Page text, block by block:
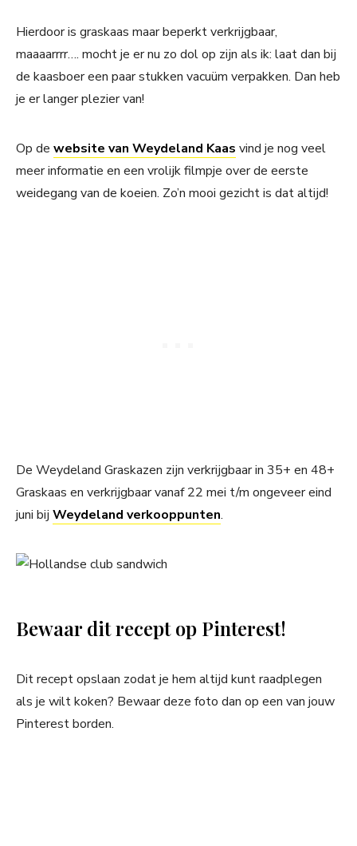
Hierdoor is graskaas maar beperkt verkrijgbaar,
maaaarrrr…. mocht je er nu zo dol op zijn als ik: laat dan bij
de kaasboer een paar stukken vacuüm verpakken. Dan heb
je er langer plezier van!
Op de website van Weydeland Kaas vind je nog veel
meer informatie en een vrolijk filmpje over de eerste
weidegang van de koeien. Zo’n mooi gezicht is dat altijd!
De Weydeland Graskazen zijn verkrijgbaar in 35+ en 48+
Graskaas en verkrijgbaar vanaf 22 mei t/m ongeveer eind
juni bij Weydeland verkooppunten.
Bewaar dit recept op Pinterest!
Dit recept opslaan zodat je hem altijd kunt raadplegen
als je wilt koken? Bewaar deze foto dan op een van jouw
Pinterest borden.